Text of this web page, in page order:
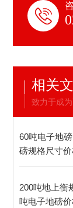
相关
致力于成
60吨电子地
磅规格尺寸价
200吨地上衡
吨电子地磅价